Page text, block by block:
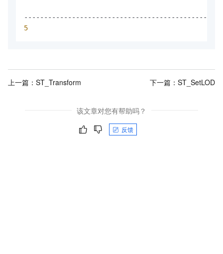
5
上一篇： ST_Transform 下一篇： ST_SetLOD
该文章对您有帮助吗？
反馈